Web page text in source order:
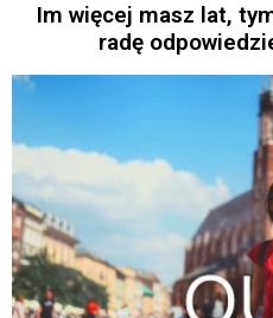
Im więcej masz lat,
radę